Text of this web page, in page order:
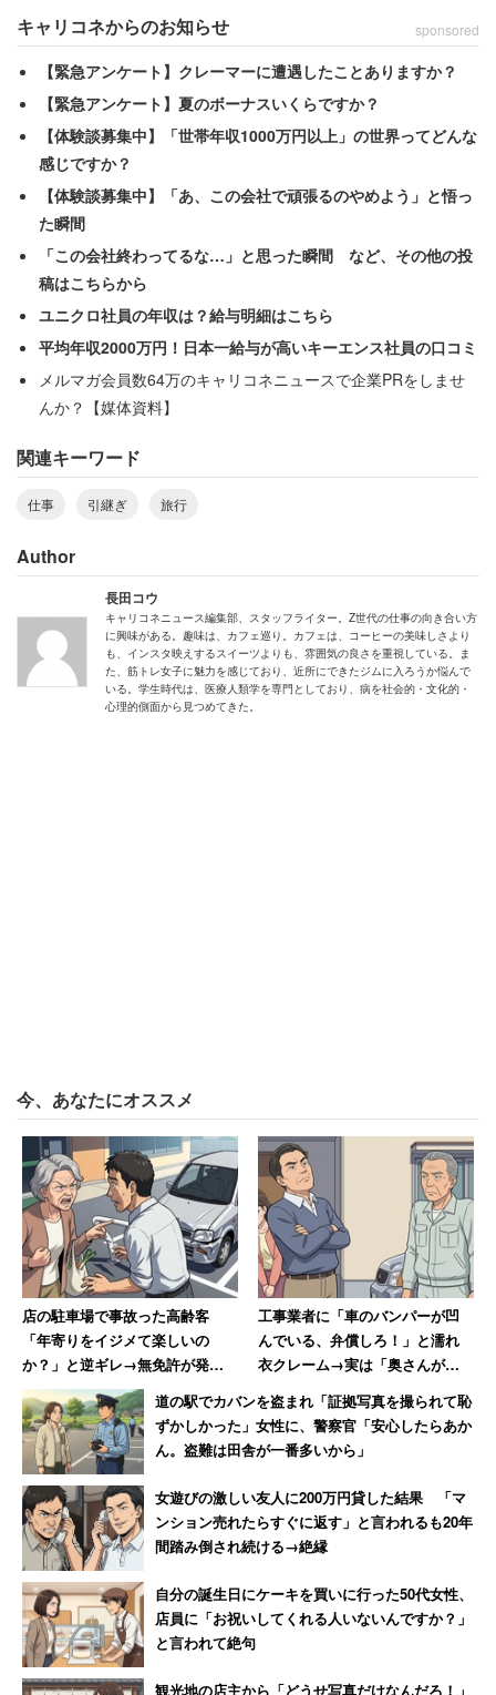
き戻されてしまうのも仕方ない。また、フリーランスの人
からは「旅行中に連絡が取れないことで、ビジネスチャン
スを逃しそう」というコメントもあった。
2位の回答は「未処理の仕事がある」（13.6％）だった。
「仕事をやり残したまま、キリの悪いところで旅行
に出かけることになってしまったから」（30代女
性）
「未処理の業務が残っていると頭から離れない」
（50代以上男性）
い考えてしまう気持ちもよく分かる。次いで、3位にラン
クインしたのは、「ミスしていないか不安」（9.2％）と
いう回答だ。こんなコメントがある。
「心配性なため、旅行前の仕事で不備はなかったか
「引き継ぎをして、安心して旅行できるよう
にします」入念な準備で不安を払拭する人も
「旅行先で仕事を忘れるためにしていること」と聞くと、
最多回答は「仕事を完了させる」（27.2％）だった。回答
者からはこんな声があがった。
「旅行前に急ぎの仕事をできるだけ終わらせるよう
にしている」（20代女性）
「仕事はなるべく溜めないよう、旅行前2週間くらい
はがむしゃらに頑張る（40代女性）
仕事に区切りをつけてから旅行に来ることで気持ちにも余
裕ができるのだろう。次いで2位にランクインしたのは、
「周囲に引き継ぐ」（22％）だった。
キャリコネからのお知らせ sponsored
【緊急アンケート】クレーマーに遭遇したことありますか？
【緊急アンケート】夏のボーナスいくらですか？
【体験談募集中】「世帯年収1000万円以上」の世界ってどんな
感じですか？
【体験談募集中】「あ、この会社で頑張るのやめよう」と悟っ
た瞬間
「この会社終わってるな…」と思った瞬間 など、その他の投
稿はこちらから
ユニクロ社員の年収は？給与明細はこちら
平均年収2000万円！日本一給与が高いキーエンス社員の口コミ
メルマガ会員数64万のキャリコネニュースで企業PRをしませ
んか？【媒体資料】
関連キーワード
仕事 引継ぎ 旅行
Author
長田コウ
キャリコネニュース編集部、スタッフライター。Z世代の仕事の向き合い方
に興味がある。趣味は、カフェ巡り。カフェは、コーヒーの美味しさより
も、インスタ映えするスイーツよりも、雰囲気の良さを重視している。ま
た、筋トレ女子に魅力を感じており、近所にできたジムに入ろうか悩んで
いる。学生時代は、医療人類学を専門としており、病を社会的・文化的・
心理的側面から見つめてきた。
今、あなたにオススメ
店の駐車場で事故った高齢客
「年寄りをイジメて楽しいの
か？」と逆ギレ→無免許が発覚
し警察に連行された結果「慰謝
料払え」
工事業者に「車のバンパーが凹
んでいる、弁償しろ！」と濡れ
衣クレーム→実は「奥さんが買
い物に出てぶつけた」、真相判
明も謝罪なし
道の駅でカバンを盗まれ「証拠写真を撮られて恥
ずかしかった」女性に、警察官「安心したらあか
ん。盗難は田舎が一番多いから」
女遊びの激しい友人に200万円貸した結果 「マ
ンション売れたらすぐに返す」と言われるも20年
間踏み倒され続ける→絶縁
自分の誕生日にケーキを買いに行った50代女性、
店員に「お祝いしてくれる人いないんですか？」
と言われて絶句
観光地の店主から「どうせ写真だけなんだろ！」